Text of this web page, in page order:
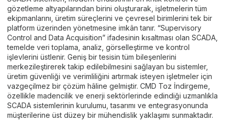
gözetleme altyapılarından birini oluşturarak, işletmelerin tüm
ekipmanlarını, üretim süreçlerini ve çevresel birimlerini tek bir
platform üzerinden yönetmesine imkân tanır. “Supervisory
Control and Data Acquisition” ifadesinin kısaltması olan SCADA,
temelde veri toplama, analiz, görselleştirme ve kontrol
işlevlerini üstlenir. Geniş bir tesisin tüm bileşenlerini
merkezileştirerek takip edilebilmesini sağlayan bu sistemler,
üretim güvenliği ve verimliliğini artırmak isteyen işletmeler için
vazgeçilmez bir çözüm hâline gelmiştir. CMD Toz İndirgeme,
özellikle madencilik ve enerji sektörlerinde edindiği uzmanlıkla
SCADA sistemlerinin kurulumu, tasarımı ve entegrasyonunda
müşterilerine üst düzey bir mühendislik yaklaşımı sunmaktadır.